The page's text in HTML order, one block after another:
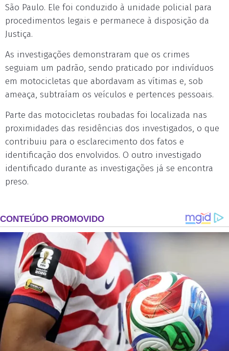
São Paulo. Ele foi conduzido à unidade policial para
procedimentos legais e permanece à disposição da
Justiça.
As investigações demonstraram que os crimes
seguiam um padrão, sendo praticado por indivíduos
em motocicletas que abordavam as vítimas e, sob
ameaça, subtraíam os veículos e pertences pessoais.
Parte das motocicletas roubadas foi localizada nas
proximidades das residências dos investigados, o que
contribuiu para o esclarecimento dos fatos e
identificação dos envolvidos. O outro investigado
identificado durante as investigações já se encontra
preso.